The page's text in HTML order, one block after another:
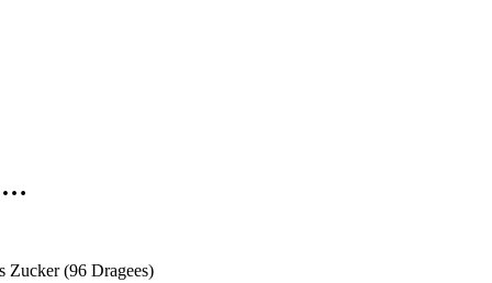
…
Zucker (96 Dragees)